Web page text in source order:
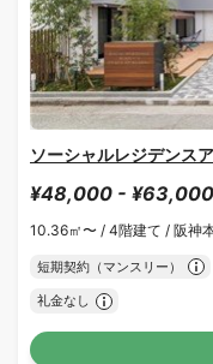
ソーシャルレジデンス
¥48,000 - ¥63,000
10.36㎡〜 / 4階建て / 阪神
短期契約（マンスリー）
礼金なし